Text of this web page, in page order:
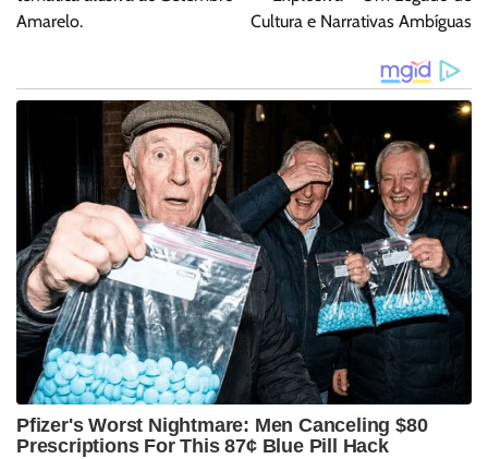
Amarelo.
Cultura e Narrativas Ambíguas